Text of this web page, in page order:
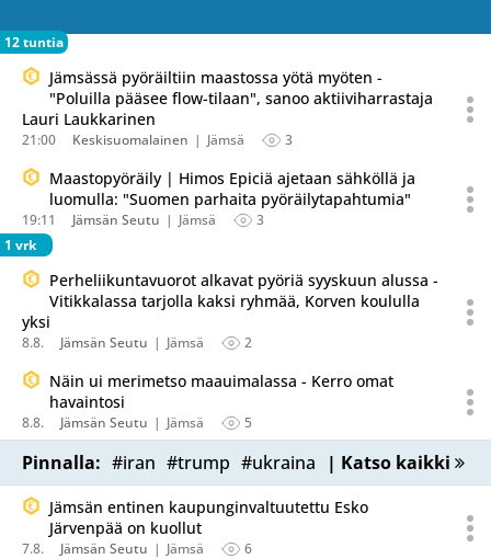
12 tuntia
Jämsässä pyöräiltiin maastossa yötä myöten -
"Poluilla pääsee flow-tilaan", sanoo aktiiviharrastaja
Lauri Laukkarinen
21:00 Keskisuomalainen Jämsä 3
Maastopyöräily | Himos Epiciä ajetaan sähköllä ja
luomulla: "Suomen parhaita pyöräilytapahtumia"
19:11 Jämsän Seutu Jämsä
3
1 vrk
Perheliikuntavuorot alkavat pyöriä syyskuun alussa -
Vitikkalassa tarjolla kaksi ryhmää, Korven koululla
yksi
8.8. Jämsän Seutu Jämsä 2
Näin ui merimetso maauimalassa - Kerro omat
havaintosi
8.8. Jämsän Seutu Jämsä 5
Pinnalla: #iran #trump #ukraina | Katso kaikki
Jämsän entinen kaupunginvaltuutettu Esko
Järvenpää on kuollut
7.8. Jämsän Seutu Jämsä 6